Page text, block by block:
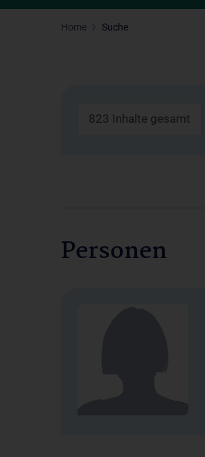
Home Suche
823 Inhalte gesamt
Personen